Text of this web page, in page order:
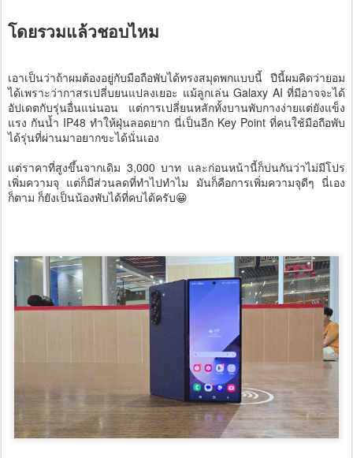
โดยรวมแล้วชอบไหม
เอาเป็นว่าถ้าผมต้องอยู่กับมือถือพับได้ทรงสมุดพกแบบนี้ ปีนี้ผมคิดว่ายอม
ได้เพราะว่ากาสรเปลี่บยนแปลงเยอะ แม้ลูกเล่น Galaxy AI ที่มีอาจจะได้
อัปเดตกับรุ่นอื่นแน่นอน แต่การเปลี่ยนหลักทั้งบานพับกางง่ายแต่ยังแข็ง
แรง กันน้ำ IP48 ทำให้ฝุ่นลอดยาก นี่เป็นอีก Key Point ที่คนใช้มือถือพับ
ได้รุ่นที่ผ่านมาอยากขะได้นั่นเอง
แต่ราคาที่สูงขึ้นจากเดิม 3,000 บาท และก่อนหน้านี้ก็บ่นกันว่าไม่มีโปร
เพิ่มความจุ แต่ก็มีส่วนลดที่ทำไปทำไม มันก็คือการเพิ่มความจุดีๆ นี่เอง
ก็ตาม ก็ยังเป็นน้องพับได้ที่คบได้ครับ😀